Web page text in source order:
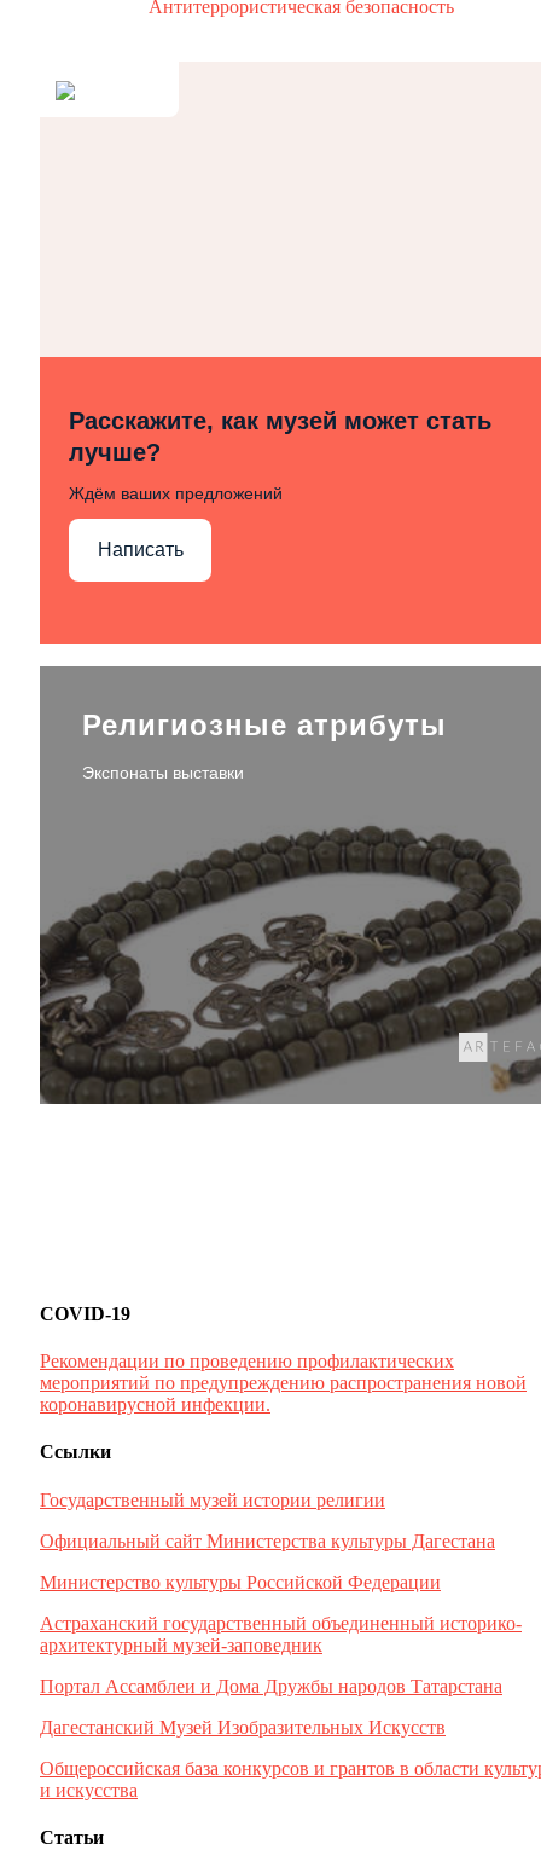
Антитеррористическая безопасность
Расскажите, как музей может стать
лучше?
Ждём ваших предложений
Написать
Религиозные атрибуты
Экспонаты выставки
COVID-19
Рекомендации по проведению профилактических
мероприятий по предупреждению распространения новой
коронавирусной инфекции.
Ссылки
Государственный музей истории религии
Официальный сайт Министерства культуры Дагестана
Министерство культуры Российской Федерации
Астраханский государственный объединенный историко-
архитектурный музей-заповедник
Портал Ассамблеи и Дома Дружбы народов Татарстана
Дагестанский Музей Изобразительных Искусств
Общероссийская база конкурсов и грантов в области
и искусства
Статьи